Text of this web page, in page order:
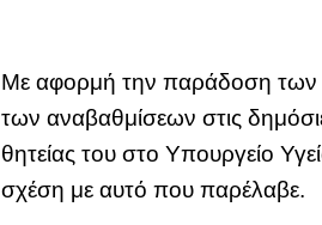
Με αφορμή την παράδοση των
των αναβαθμίσεων στις
θητείας του στο Υπουργείο
σχέση με αυτό που παρέλαβε.